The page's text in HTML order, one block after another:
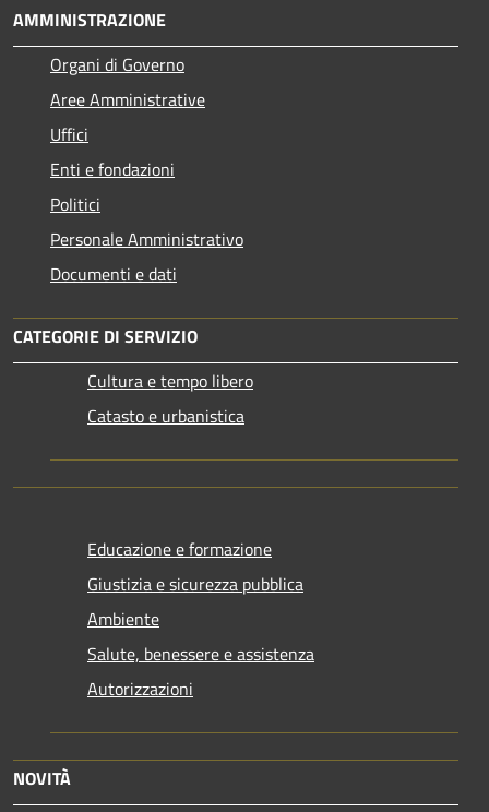
AMMINISTRAZIONE
Organi di Governo
Aree Amministrative
Uffici
Enti e fondazioni
Politici
Personale Amministrativo
Documenti e dati
CATEGORIE DI SERVIZIO
Cultura e tempo libero
Catasto e urbanistica
Educazione e formazione
Giustizia e sicurezza pubblica
Ambiente
Salute, benessere e assistenza
Autorizzazioni
NOVITÀ